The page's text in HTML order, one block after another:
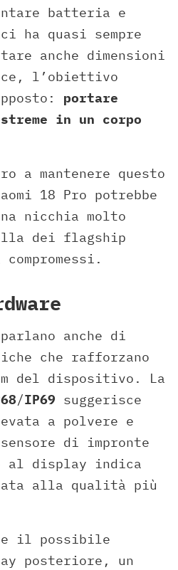
batteria e
ha quasi sempre
anche dimensioni
l’obiettivo
portare
in un corpo
a mantenere questo
18 Pro potrebbe
nicchia molto
dei flagship
anche di
che rafforzano
del dispositivo. La
/IP69 suggerisce
a polvere e
di impronte
al display indica
alla qualità più
il possibile
posteriore, un